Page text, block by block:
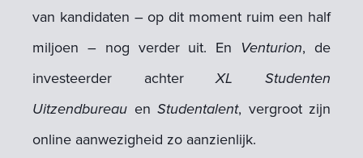
van kandidaten – op dit moment ruim een half
miljoen – nog verder uit. En Venturion, de
investeerder achter
XL Studenten
Uitzendbureau en Studentalent, vergroot zijn
online aanwezigheid zo aanzienlijk.